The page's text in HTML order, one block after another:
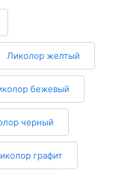
Ликолор желтый
бежевый
черный
графит